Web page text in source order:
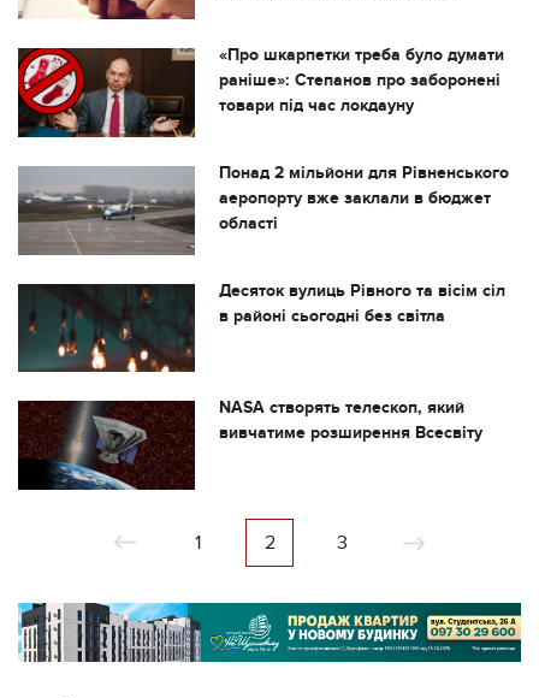
«Про шкарпетки треба було думати
раніше»: Степанов про заборонені
товари під час локдауну
Понад 2 мільйони для Рівненського
аеропорту вже заклали в бюджет
області
Десяток вулиць Рівного та вісім сіл
в районі сьогодні без світла
NASA створять телескоп, який
вивчатиме розширення Всесвіту
1 2 3